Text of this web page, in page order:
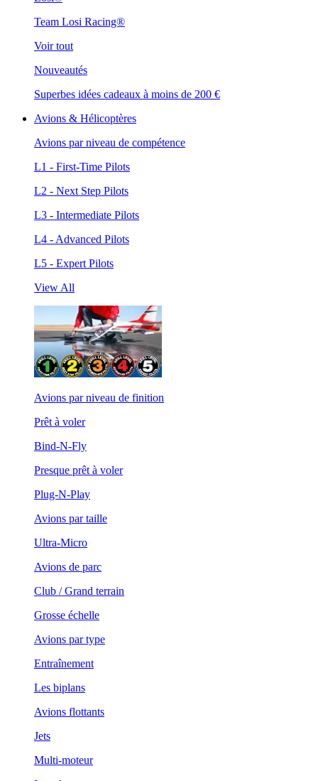
Team Losi Racing®
Voir tout
Nouveautés
Superbes idées cadeaux à moins de 200 €
Avions & Hélicoptères
Avions par niveau de compétence
L1 - First-Time Pilots
L2 - Next Step Pilots
L3 - Intermediate Pilots
L4 - Advanced Pilots
L5 - Expert Pilots
View All
Avions par niveau de finition
Prêt à voler
Bind-N-Fly
Presque prêt à voler
Plug-N-Play
Avions par taille
Ultra-Micro
Avions de parc
Club / Grand terrain
Grosse échelle
Avions par type
Entraînement
Les biplans
Avions flottants
Jets
Multi-moteur